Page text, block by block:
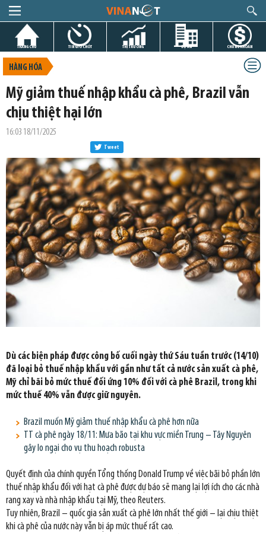
TRANG CHỦ TIN GIỜ CHÓT THỊ TRƯỜNG DỰ ÁN CHỨNG KHOÁN
HÀNG HÓA
Mỹ giảm thuế nhập khẩu cà phê, Brazil vẫn
chịu thiệt hại lớn
16:03 18/11/2025
Tweet
Dù các biện pháp được công bố cuối ngày thứ Sáu tuần trước (14/10)
đã loại bỏ thuế nhập khẩu với gần như tất cả nước sản xuất cà phê,
Mỹ chỉ bãi bỏ mức thuế đối ứng 10% đối với cà phê Brazil, trong khi
mức thuế 40% vẫn được giữ nguyên.
Brazil muốn Mỹ giảm thuế nhập khẩu cà phê hơn nữa
TT cà phê ngày 18/11: Mưa bão tại khu vực miền Trung – Tây Nguyên
gây lo ngại cho vụ thu hoạch robusta
Quyết định của chính quyền Tổng thống Donald Trump về việc bãi bỏ phần lớn
thuế nhập khẩu đối với hạt cà phê được dự báo sẽ mang lại lợi ích cho các nhà
rang xay và nhà nhập khẩu tại Mỹ, theo Reuters.
Tuy nhiên, Brazil – quốc gia sản xuất cà phê lớn nhất thế giới – lại chịu thiệt
khi cà phê của nước này vẫn bị áp mức thuế rất cao.